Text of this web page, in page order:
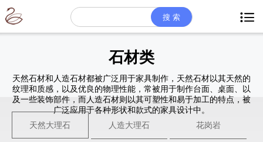

石材类
天然石材和人造石材都被广泛用于家具制作，天然石材以其天然的
纹理和质感，以及优良的物理性能，常被用于制作台面、桌面、以
及一些装饰部件，而人造石材则以其可塑性和易于加工的特点，被
广泛应用于各种形状和款式的家具设计中。
天然大理石
人造大理石 花岗岩